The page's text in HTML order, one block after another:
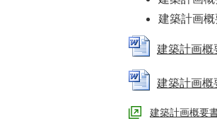
建築計画概
建築計画
建築計画
建築計画概要